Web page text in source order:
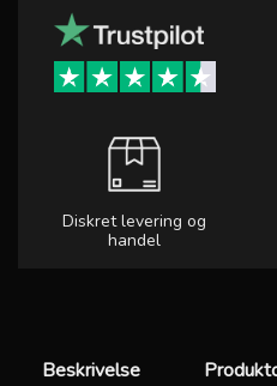
Diskret levering og
handel
Beskrivelse